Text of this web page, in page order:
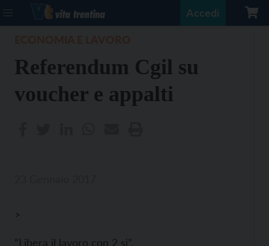
Accedi
Referendum Cgil su
voucher e appalti
>
“Libera il lavoro con 2 sì”.